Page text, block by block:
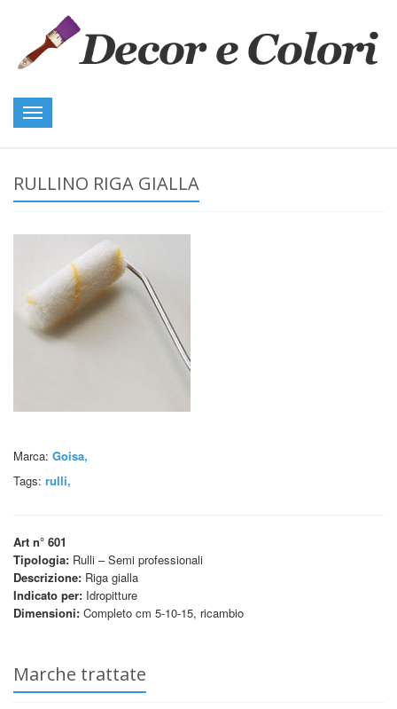
Toggle
navigation
RULLINO RIGA GIALLA
Marca: Goisa,
Tags: rulli,
Art n° 601
Tipologia: Rulli – Semi professionali
Descrizione: Riga gialla
Indicato per: Idropitture
Dimensioni: Completo cm 5-10-15, ricambio
Marche trattate